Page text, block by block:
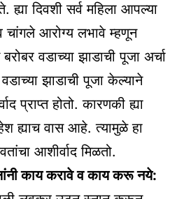
दिवशी सर्व महिला आपल्या
चांगले आरोग्य लभावे म्हणून
वडाच्या झाडाची पूजा अर्चा
झाडाची पूजा केल्याने
प्राप्त होतो. कारणकी ह्या
ह्याच वास आहे. त्यामुळे हा
आशीर्वाद मिळतो.
काय करावे व काय करू नये: